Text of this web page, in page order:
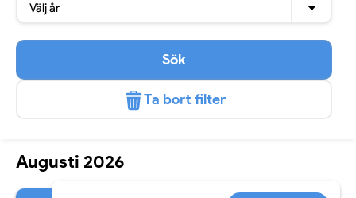
Välj år
Sök
Ta bort filter
Augusti 2026